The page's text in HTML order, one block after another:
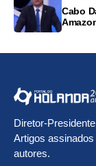
Cabo
Diretor-
Artigos
autores.